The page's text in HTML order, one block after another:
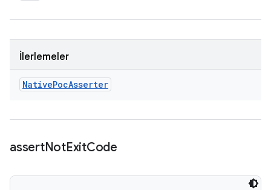
İlerlemeler
NativePocAsserter
assertNotExitCode